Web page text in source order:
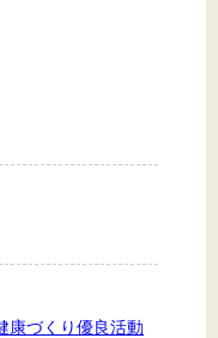
報
康づくり優良活動